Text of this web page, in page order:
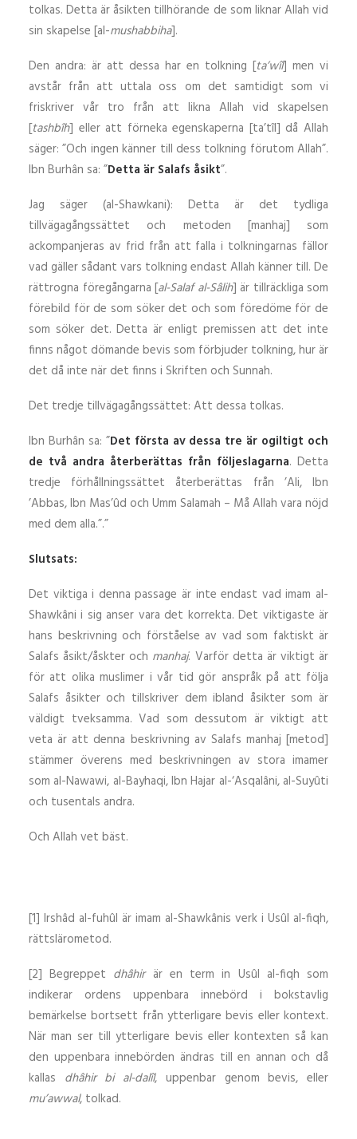
tolkas. Detta är åsikten tillhörande de som liknar Allah vid
sin skapelse [al-mushabbiha].
Den andra: är att dessa har en tolkning [ta’wîl] men vi
avstår från att uttala oss om det samtidigt som vi
friskriver vår tro från att likna Allah vid skapelsen
[tashbîh] eller att förneka egenskaperna [ta’tîl] då Allah
säger: ”Och ingen känner till dess tolkning förutom Allah”.
Ibn Burhân sa: ”Detta är Salafs åsikt”.
Jag säger (al-Shawkani): Detta är det tydliga
tillvägagångssättet och metoden [manhaj] som
ackompanjeras av frid från att falla i tolkningarnas fällor
vad gäller sådant vars tolkning endast Allah känner till. De
rättrogna föregångarna [al-Salaf al-Sâlih] är tillräckliga som
förebild för de som söker det och som föredöme för de
som söker det. Detta är enligt premissen att det inte
finns något dömande bevis som förbjuder tolkning, hur är
det då inte när det finns i Skriften och Sunnah.
Det tredje tillvägagångssättet: Att dessa tolkas.
Ibn Burhân sa: ”Det första av dessa tre är ogiltigt och
de två andra återberättas från följeslagarna. Detta
tredje förhållningssättet återberättas från ’Ali, Ibn
’Abbas, Ibn Mas’ûd och Umm Salamah – Må Allah vara nöjd
med dem alla.”.”
Slutsats:
Det viktiga i denna passage är inte endast vad imam al-
Shawkâni i sig anser vara det korrekta. Det viktigaste är
hans beskrivning och förståelse av vad som faktiskt är
Salafs åsikt/åskter och manhaj. Varför detta är viktigt är
för att olika muslimer i vår tid gör anspråk på att följa
Salafs åsikter och tillskriver dem ibland åsikter som är
väldigt tveksamma. Vad som dessutom är viktigt att
veta är att denna beskrivning av Salafs manhaj [metod]
stämmer överens med beskrivningen av stora imamer
som al-Nawawi, al-Bayhaqi, Ibn Hajar al-‘Asqalâni, al-Suyûti
och tusentals andra.
Och Allah vet bäst.
[1] Irshâd al-fuhûl är imam al-Shawkânis verk i Usûl al-fiqh,
rättslärometod.
[2] Begreppet dhâhirär en term in Usûl al-fiqh som
indikerar ordens uppenbara innebörd i bokstavlig
bemärkelse bortsett från ytterligare bevis eller kontext.
När man ser till ytterligare bevis eller kontexten så kan
den uppenbara innebörden ändras till en annan och då
kallas dhâhir bi al-dalîl, uppenbar genom bevis, eller
mu’awwal, tolkad.